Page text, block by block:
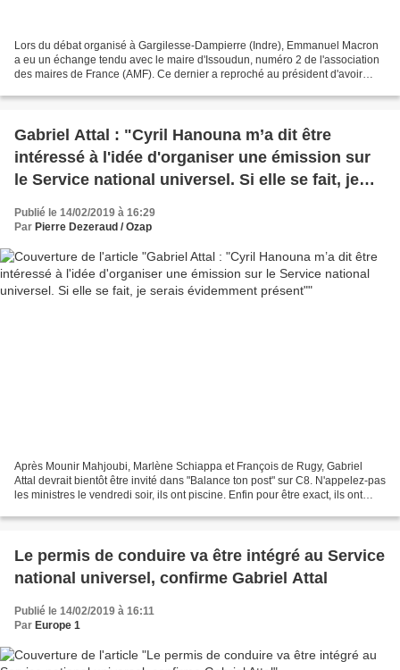
Lors du débat organisé à Gargilesse-Dampierre (Indre), Emmanuel Macron
a eu un échange tendu avec le maire d'Issoudun, numéro 2 de l'association
des maires de France (AMF). Ce dernier a reproché au président d'avoir
Gabriel Attal : "Cyril Hanouna m’a dit être
intéressé à l'idée d'organiser une émission sur
le Service national universel. Si elle se fait, je
serais évidemment présent"
Publié le 14/02/2019 à 16:29
Par Pierre Dezeraud / Ozap
Après Mounir Mahjoubi, Marlène Schiappa et François de Rugy, Gabriel
Attal devrait bientôt être invité dans "Balance ton post" sur C8. N'appelez-pas
les ministres le vendredi soir, ils ont piscine. Enfin pour être exact, ils ont
Le permis de conduire va être intégré au Service
national universel, confirme Gabriel Attal
Publié le 14/02/2019 à 16:11
Par Europe 1